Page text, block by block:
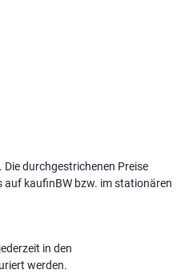
Die durchgestrichenen Preise
auf kaufinBW bzw. im stationären
in den
werden.